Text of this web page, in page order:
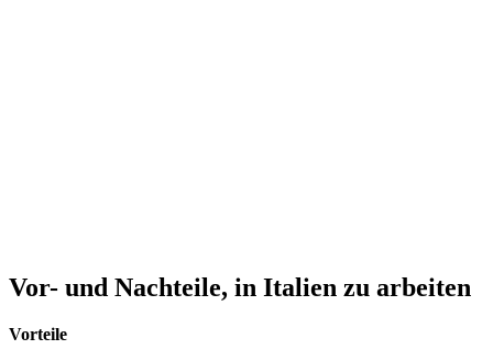
Vor- und Nachteile, in Italien zu arbeiten
Vorteile